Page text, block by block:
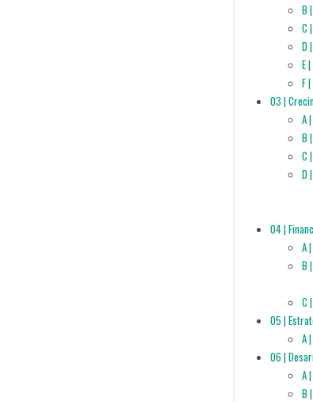
B
C
D
E
F
03 |
A
B
C
D
04 |
A
B
C
05 |
A
06 |
A
B